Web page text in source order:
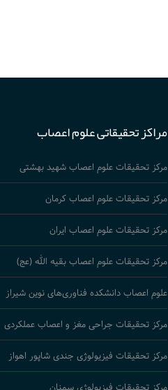
مراکز تحقیقاتی علوم اعصاب
مرکز تحقیقات علوم اعصاب شهید بهشتی
مرکز تحقیقات علوم اعصاب کرمان
مرکز تحقیقات علوم اعصاب ایران
مرکز تحقیقات علوم اعصاب بقیه الله (عج)
علوم اعصاب دانشکده فناوری‌های نوین شیراز
مرکز تحقیقات جراحی مغز و اعصاب عملکردی
مرکز تحقیقات فیزیولوژی جندی شاپور اهواز
مرکز تحقیقات فیزیولوژی سمنان